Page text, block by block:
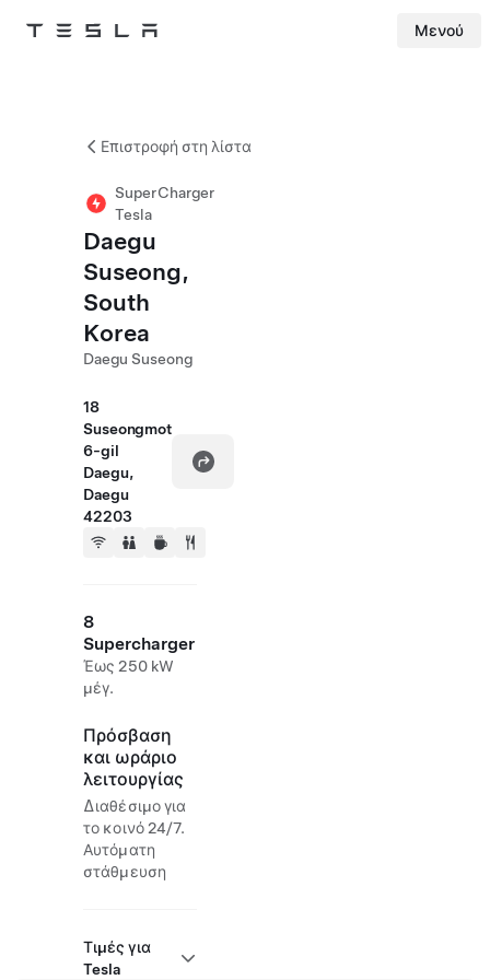
Tesla Μενού
Επιστροφή στη λίστα
SuperCharger
Tesla
Daegu
Suseong,
South
Korea
Daegu Suseong
18
Suseongmot
6-gil
Daegu,
Daegu
42203
8
Supercharger
Έως 250 kW
μέγ.
Πρόσβαση
και ωράριο
λειτουργίας
Διαθέσιμο για
το κοινό 24/7.
Αυτόματη
στάθμευση
Τιμές για
Tesla